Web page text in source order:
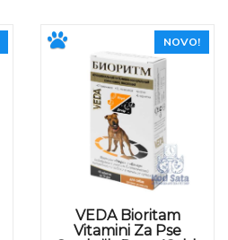
NOVO!
VEDA Bioritam
Vitamini Za Pse